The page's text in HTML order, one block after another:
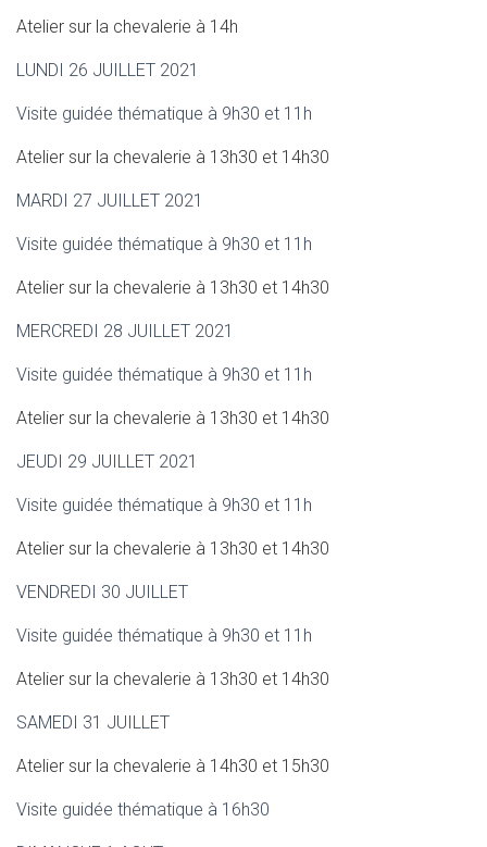
Atelier sur la chevalerie à 14h
LUNDI 26 JUILLET 2021
Visite guidée thématique à 9h30 et 11h
Atelier sur la chevalerie à 13h30 et 14h30
MARDI 27 JUILLET 2021
Visite guidée thématique à 9h30 et 11h
Atelier sur la chevalerie à 13h30 et 14h30
MERCREDI 28 JUILLET 2021
Visite guidée thématique à 9h30 et 11h
Atelier sur la chevalerie à 13h30 et 14h30
JEUDI 29 JUILLET 2021
Visite guidée thématique à 9h30 et 11h
Atelier sur la chevalerie à 13h30 et 14h30
VENDREDI 30 JUILLET
Visite guidée thématique à 9h30 et 11h
Atelier sur la chevalerie à 13h30 et 14h30
SAMEDI 31 JUILLET
Atelier sur la chevalerie à 14h30 et 15h30
Visite guidée thématique à 16h30